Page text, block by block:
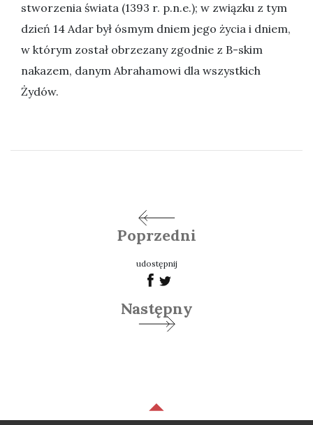
stworzenia świata (1393 r. p.n.e.); w związku z tym
dzień 14 Adar był ósmym dniem jego życia i dniem,
w którym został obrzezany zgodnie z B-skim
nakazem, danym Abrahamowi dla wszystkich
Żydów.
Poprzedni
udostępnij
Następny